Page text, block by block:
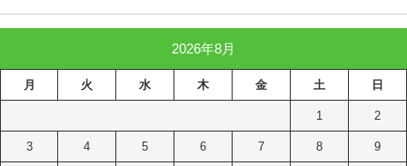
2026年8月
月 火 水 木 金 土 日
1 2
3 4 5 6 7 8 9